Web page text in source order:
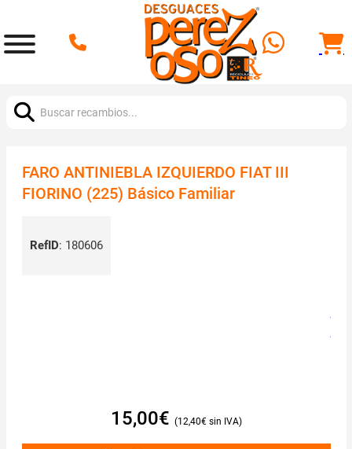
FARO ANTINIEBLA IZQUIERDO FIAT III
FIORINO (225) Básico Familiar
RefID: 180606
15,00€ 12,40€